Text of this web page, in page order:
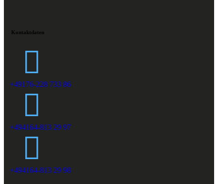
Kontaktdaten
+49176-228 733 86
+494164-813 29 97
+494164-813 29 98